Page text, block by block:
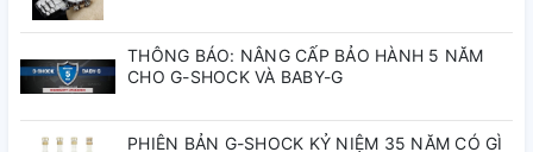
Màu mặt số:
THÔNG BÁO: NÂNG CẤP BẢO HÀNH 5 NĂM
CHO G-SHOCK VÀ BABY-G
PHIÊN BẢN G-SHOCK KỶ NIỆM 35 NĂM CÓ GÌ